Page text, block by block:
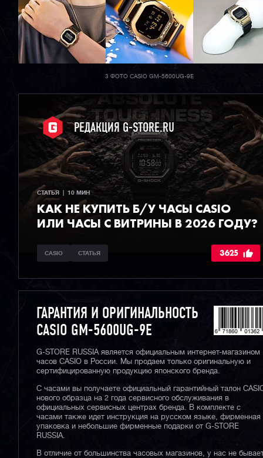
3 ФОТО CASIO GM-5600UG-9E
РЕДАКЦИЯ G-STORE.RU
СТАТЬЯ  |  10 МИН
КАК НЕ КУПИТЬ Б/У ЧАСЫ CASIO
ИЛИ ЧАСЫ С ВИТРИНЫ В 2026 ГОДУ?
CASIO СТАТЬЯ 3625
ГАРАНТИЯ И ОРИГИНАЛЬНОСТЬ
CASIO GM-5600UG-9E
G-STORE RUSSIA является официальным интернет-магазином
часов CASIO в России. Мы продаем только оригинальную и
сертифицированную продукцию японского бренда.
С часами вы получаете официальный гарантийный талон
нового образца на 2 года сервисного обслуживания в
официальных сервисных центрах бренда. В комплекте с
часами также идет инструкция на русском языке, фирменная
упаковка и небольшие фирменные подарки от G-STORE
RUSSIA.
В отличие от большинства часовых магазинов, у нас не